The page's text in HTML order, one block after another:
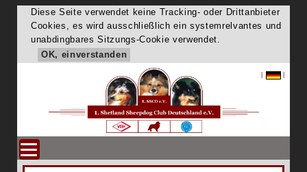
Diese Seite verwendet keine Tracking- oder Drittanbieter
Cookies, es wird ausschließlich ein systemrelvantes und
unabdingbares Sitzungs-Cookie verwendet.
OK, einverstanden